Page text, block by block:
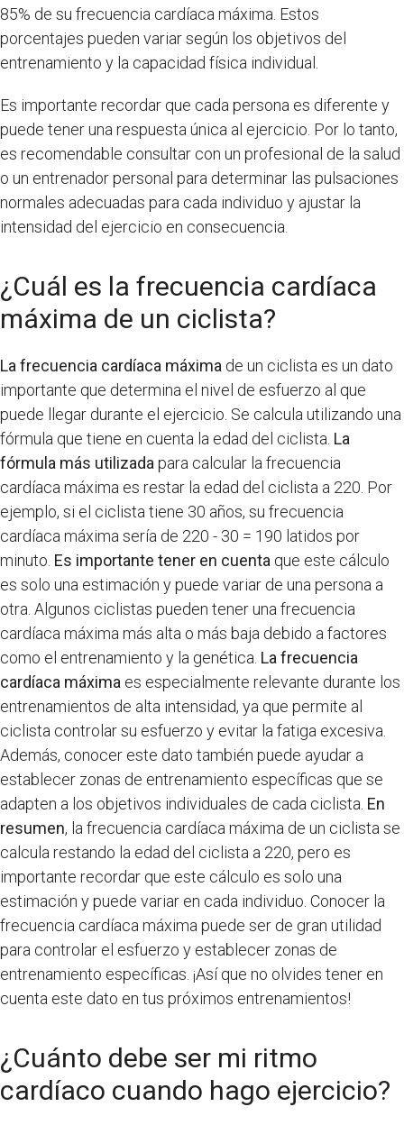
85% de su frecuencia cardíaca máxima. Estos
porcentajes pueden variar según los objetivos del
entrenamiento y la capacidad física individual.
Es importante recordar que cada persona es diferente y
puede tener una respuesta única al ejercicio. Por lo tanto,
es recomendable consultar con un profesional de la salud
o un entrenador personal para determinar las pulsaciones
normales adecuadas para cada individuo y ajustar la
intensidad del ejercicio en consecuencia.
¿Cuál es la frecuencia cardíaca
máxima de un ciclista?
La frecuencia cardíaca máxima de un ciclista es un dato
importante que determina el nivel de esfuerzo al que
puede llegar durante el ejercicio. Se calcula utilizando una
fórmula que tiene en cuenta la edad del ciclista. La
fórmula más utilizada para calcular la frecuencia
cardíaca máxima es restar la edad del ciclista a 220. Por
ejemplo, si el ciclista tiene 30 años, su frecuencia
cardíaca máxima sería de 220 - 30 = 190 latidos por
minuto. Es importante tener en cuenta que este cálculo
es solo una estimación y puede variar de una persona a
otra. Algunos ciclistas pueden tener una frecuencia
cardíaca máxima más alta o más baja debido a factores
como el entrenamiento y la genética. La frecuencia
cardíaca máxima es especialmente relevante durante los
entrenamientos de alta intensidad, ya que permite al
ciclista controlar su esfuerzo y evitar la fatiga excesiva.
Además, conocer este dato también puede ayudar a
establecer zonas de entrenamiento específicas que se
adapten a los objetivos individuales de cada ciclista. En
resumen, la frecuencia cardíaca máxima de un ciclista se
calcula restando la edad del ciclista a 220, pero es
importante recordar que este cálculo es solo una
estimación y puede variar en cada individuo. Conocer la
frecuencia cardíaca máxima puede ser de gran utilidad
para controlar el esfuerzo y establecer zonas de
entrenamiento específicas. ¡Así que no olvides tener en
cuenta este dato en tus próximos entrenamientos!
¿Cuánto debe ser mi ritmo
cardíaco cuando hago ejercicio?